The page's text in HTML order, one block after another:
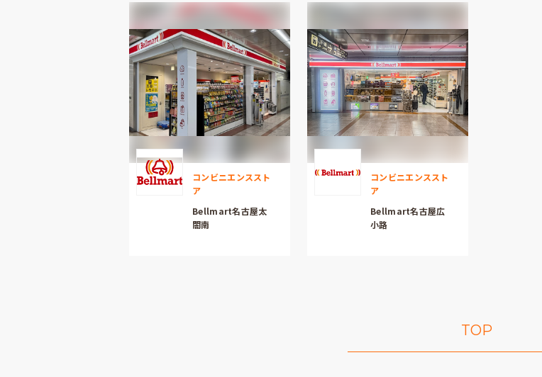
コンビニエンススト
ア
Bellmart名古屋太
閤南
コンビニエンススト
ア
Bellmart名古屋広
小路
TOP